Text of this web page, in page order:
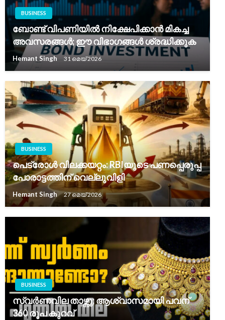
BUSINESS
ബോണ്ട് വിപണിയിൽ നിക്ഷേപിക്കാൻ മികച്ച
അവസരങ്ങൾ; ഈ വിഭാഗങ്ങൾ ശ്രദ്ധിക്കുക
Hemant Singh 31 മെയ്‌ 2026
BUSINESS
പെട്രോൾ വിലക്കയറ്റം: RBIയുടെ പണപ്പെരുപ്പ
പോരാട്ടത്തിന് വെല്ലുവിളി
Hemant Singh 27 മെയ്‌ 2026
BUSINESS
സ്വർണവില താഴ്ന്നു; ആശ്വാസമായി പവന്
360 രൂപ കുറവ്